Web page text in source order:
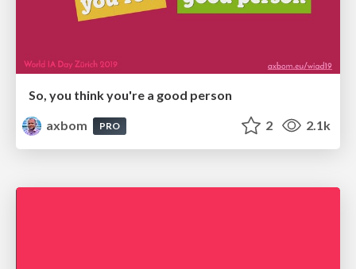
So, you think you're a good person
axbom
PRO 2 2.1k